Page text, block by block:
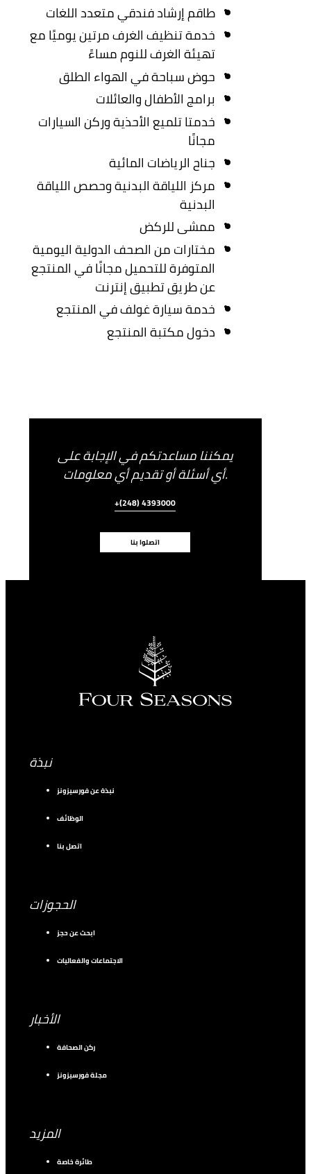
طاقم إرشاد فندقي متعدد اللغات
خدمة تنظيف الغرف مرتين يوميًا مع
تهيئة الغرف للنوم مساءً
حوض سباحة في الهواء الطلق
برامج الأطفال والعائلات
خدمتا تلميع الأحذية وركن السيارات
مجانًا
جناح الرياضات المائية
مركز اللياقة البدنية وحصص اللياقة
البدنية
ممشى للركض
مختارات من الصحف الدولية اليومية
المتوفرة للتحميل مجانًا في المنتجع
عن طريق تطبيق إنترنت
خدمة سيارة غولف في المنتجع
دخول مكتبة المنتجع
يمكننا مساعدتكم في الإجابة على
أي أسئلة أو تقديم أي معلومات.
+(248) 4393000
اتصلوا بنا
نبذة
نبذة عن فورسيزونز
الوظائف
اتصل بنا
الحجوزات
ابحث عن حجز
الاجتماعات والفعاليات
الأخبار
ركن الصحافة
مجلة فورسيزونز
المزيد
طائرة خاصة